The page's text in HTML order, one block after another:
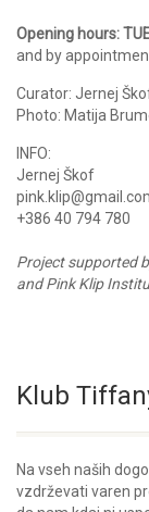
Opening hours:
and by
Curator: Jernej
Photo: Matija
INFO:
Jernej Škof
+386 40 794 780
Project supported
and Pink Klip
Klub
Na vseh naših
vzdrževati varen